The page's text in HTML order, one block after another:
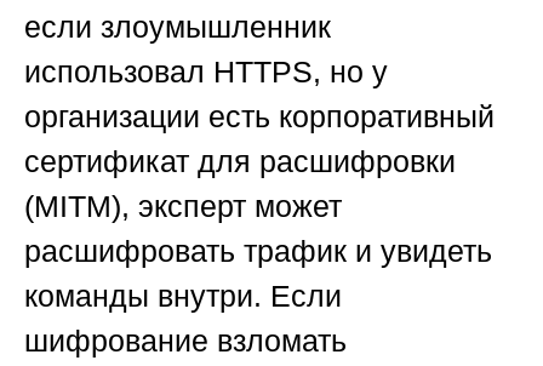
если злоумышленник
использовал HTTPS, но у
организации есть корпоративный
сертификат для расшифровки
(MITM), эксперт может
расшифровать трафик и увидеть
команды внутри. Если
шифрование взломать